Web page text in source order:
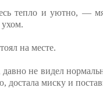
тепло и уютно, —
ухом.
на месте.
не видел
достала миску и